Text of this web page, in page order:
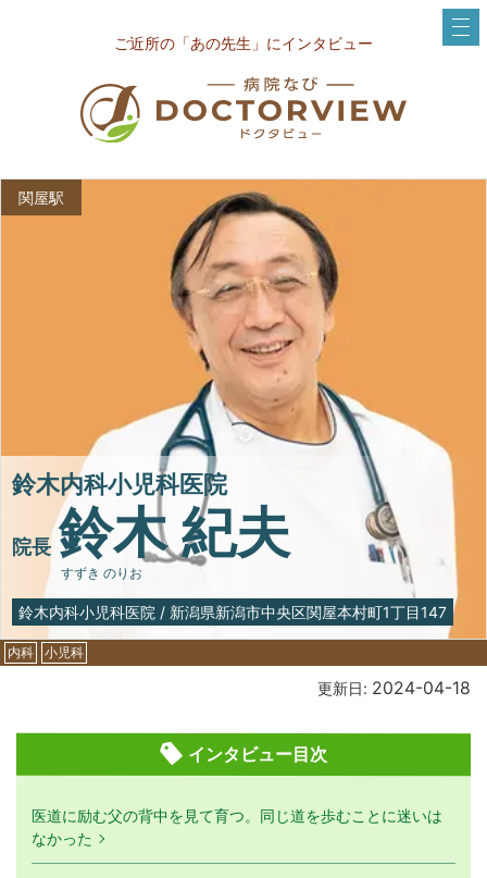
ご近所の「あの先生」にインタビュー
関屋駅
鈴木内科小児科医院
院長 鈴木 紀夫
すずき のりお
鈴木内科小児科医院 / 新潟県新潟市中央区関屋本村町1丁目147
内科 小児科
更新日: 2024-04-18
インタビュー目次
医道に励む父の背中を見て育つ。同じ道を歩むことに迷いは
なかった